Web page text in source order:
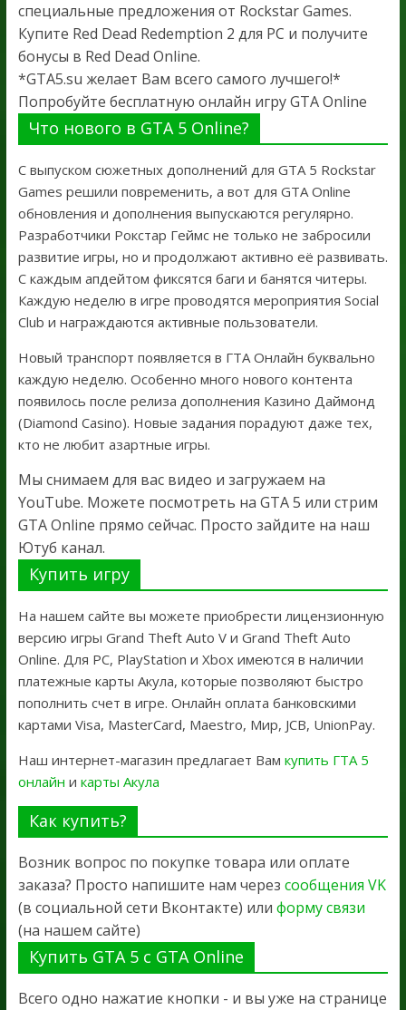
специальные предложения от Rockstar Games.
Купите Red Dead Redemption 2 для PC и получите
бонусы в Red Dead Online.
*GTA5.su желает Вам всего самого лучшего!*
Попробуйте бесплатную онлайн игру GTA Online
Что нового в GTA 5 Online?
С выпуском сюжетных дополнений для GTA 5 Rockstar
Games решили повременить, а вот для GTA Online
обновления и дополнения выпускаются регулярно.
Разработчики Рокстар Геймс не только не забросили
развитие игры, но и продолжают активно её развивать.
С каждым апдейтом фиксятся баги и банятся читеры.
Каждую неделю в игре проводятся мероприятия Social
Club и награждаются активные пользователи.
Новый транспорт появляется в ГТА Онлайн буквально
каждую неделю. Особенно много нового контента
появилось после релиза дополнения Казино Даймонд
(Diamond Casino). Новые задания порадуют даже тех,
кто не любит азартные игры.
Мы снимаем для вас видео и загружаем на
YouTube. Можете посмотреть на GTA 5 или стрим
GTA Online прямо сейчас. Просто зайдите на наш
Ютуб канал.
Купить игру
На нашем сайте вы можете приобрести лицензионную
версию игры Grand Theft Auto V и Grand Theft Auto
Online. Для PC, PlayStation и Xbox имеются в наличии
платежные карты Акула, которые позволяют быстро
пополнить счет в игре. Онлайн оплата банковскими
картами Visa, MasterCard, Maestro, Мир, JCB, UnionPay.
Наш интернет-магазин предлагает Вам купить ГТА 5
онлайн и карты Акула
Как купить?
Возник вопрос по покупке товара или оплате
заказа? Просто напишите нам через сообщения VK
(в социальной сети Вконтакте) или форму связи
(на нашем сайте)
Купить GTA 5 с GTA Online
Всего одно нажатие кнопки - и вы уже на странице